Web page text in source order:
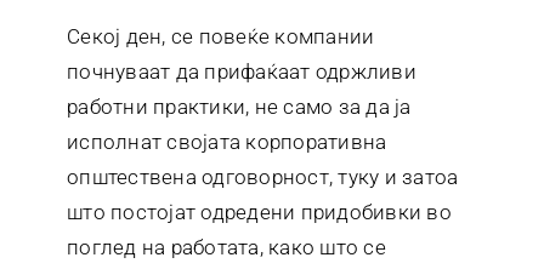
Секој ден, се повеќе компании
почнуваат да прифаќаат одржливи
работни практики, не само за да ја
исполнат својата корпоративна
општествена одговорност, туку и затоа
што постојат одредени придобивки во
поглед на работата, како што се